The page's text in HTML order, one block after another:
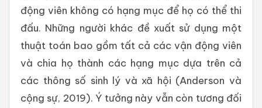
động viên không có hạng mục để họ có thể thi
đấu. Những người khác đề xuất sử dụng một
thuật toán bao gồm tất cả các vận động viên
và chia họ thành các hạng mục dựa trên cả
các thông số sinh lý và xã hội (Anderson và
cộng sự, 2019). Ý tưởng này vẫn còn tương đối